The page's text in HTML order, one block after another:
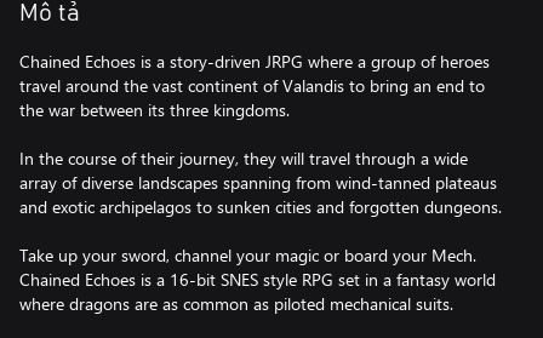
Mô tả
Chained Echoes is a story-driven JRPG where a group of heroes
travel around the vast continent of Valandis to bring an end to
the war between its three kingdoms.
In the course of their journey, they will travel through a wide
array of diverse landscapes spanning from wind-tanned plateaus
and exotic archipelagos to sunken cities and forgotten dungeons.
Take up your sword, channel your magic or board your Mech.
Chained Echoes is a 16-bit SNES style RPG set in a fantasy world
where dragons are as common as piloted mechanical suits.